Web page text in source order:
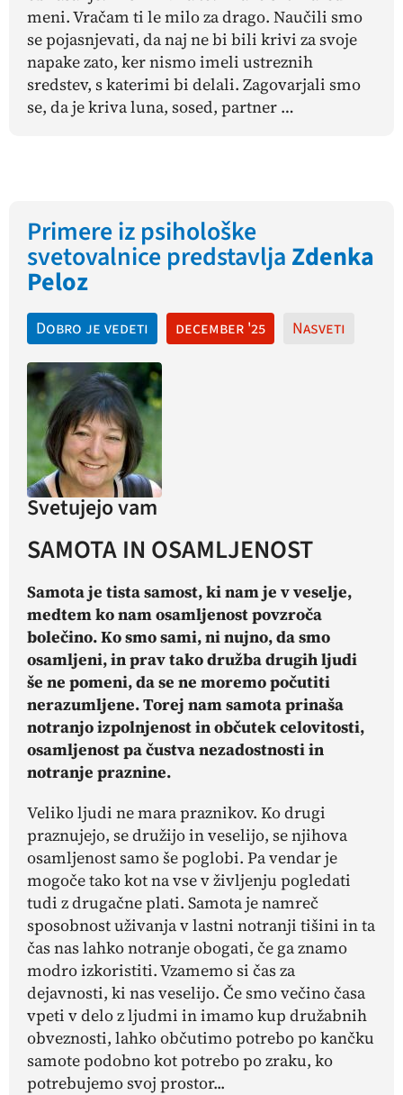
meni. Vračam ti le milo za drago. Naučili smo
se pojasnjevati, da naj ne bi bili krivi za svoje
napake zato, ker nismo imeli ustreznih
sredstev, s katerimi bi delali. Zagovarjali smo
se, da je kriva luna, sosed, partner …
Primere iz psihološke
svetovalnice predstavlja Zdenka
Peloz
Dobro je vedeti december '25 Nasveti
Svetujejo vam
SAMOTA IN OSAMLJENOST
Samota je tista samost, ki nam je v veselje,
medtem ko nam osamljenost povzroča
bolečino. Ko smo sami, ni nujno, da smo
osamljeni, in prav tako družba drugih ljudi
še ne pomeni, da se ne moremo počutiti
nerazumljene. Torej nam samota prinaša
notranjo izpolnjenost in občutek celovitosti,
osamljenost pa čustva nezadostnosti in
notranje praznine.
Veliko ljudi ne mara praznikov. Ko drugi
praznujejo, se družijo in veselijo, se njihova
osamljenost samo še poglobi. Pa vendar je
mogoče tako kot na vse v življenju pogledati
tudi z drugačne plati. Samota je namreč
sposobnost uživanja v lastni notranji tišini in ta
čas nas lahko notranje obogati, če ga znamo
modro izkoristiti. Vzamemo si čas za
dejavnosti, ki nas veselijo. Če smo večino časa
vpeti v delo z ljudmi in imamo kup družabnih
obveznosti, lahko občutimo potrebo po kančku
samote podobno kot potrebo po zraku, ko
potrebujemo svoj prostor...